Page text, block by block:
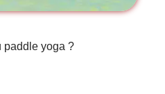
paddle yoga ?